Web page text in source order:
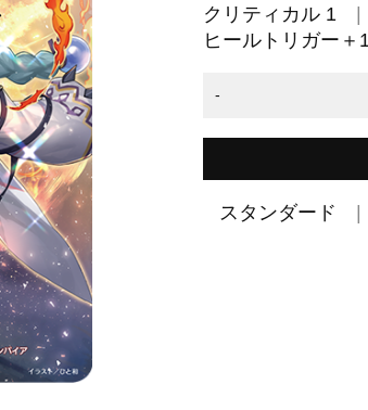
クリティカル 1
ヒールトリガー＋
-
スタンダード